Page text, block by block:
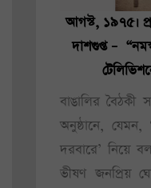
আগস্ট, ১৯৭৫।
দাশগুপ্ত –
বাঙালির বৈঠকী
অনুষ্ঠানে, যেমন,
দরবারে’ নিয়ে
ভীষণ জনপ্রিয়